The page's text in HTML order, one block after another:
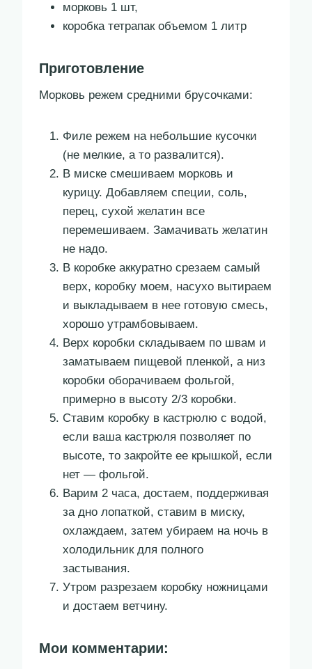
морковь 1 шт,
коробка тетрапак объемом 1 литр
Приготовление
Морковь режем средними брусочками:
Филе режем на небольшие кусочки
(не мелкие, а то развалится).
В миске смешиваем морковь и
курицу. Добавляем специи, соль,
перец, сухой желатин все
перемешиваем. Замачивать желатин
не надо.
В коробке аккуратно срезаем самый
верх, коробку моем, насухо вытираем
и выкладываем в нее готовую смесь,
хорошо утрамбовываем.
Верх коробки складываем по швам и
заматываем пищевой пленкой, а низ
коробки оборачиваем фольгой,
примерно в высоту 2/3 коробки.
Ставим коробку в кастрюлю с водой,
если ваша кастрюля позволяет по
высоте, то закройте ее крышкой, если
нет — фольгой.
Варим 2 часа, достаем, поддерживая
за дно лопаткой, ставим в миску,
охлаждаем, затем убираем на ночь в
холодильник для полного
застывания.
Утром разрезаем коробку ножницами
и достаем ветчину.
Мои комментарии: